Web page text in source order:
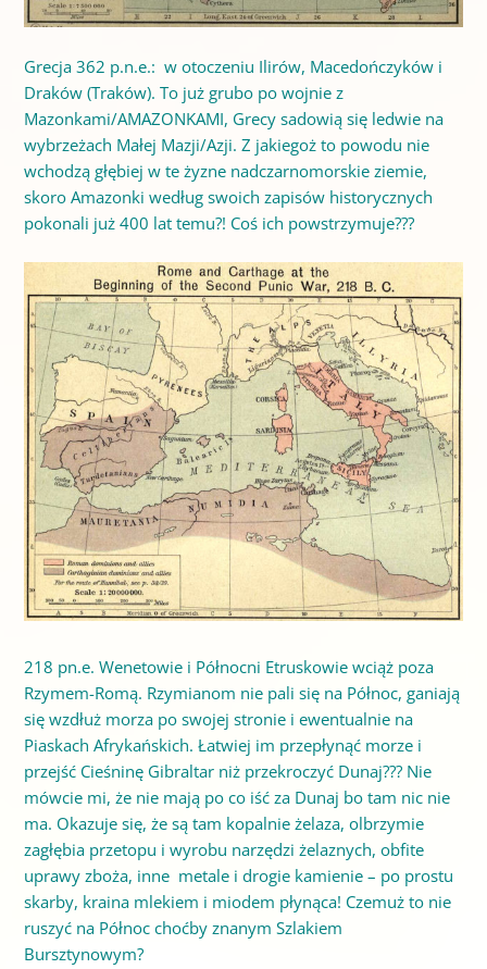
Grecja 362 p.n.e.: w otoczeniu Ilirów, Macedończyków i
Draków (Traków). To już grubo po wojnie z
Mazonkami/AMAZONKAMI, Grecy sadowią się ledwie na
wybrzeżach Małej Mazji/Azji. Z jakiegoż to powodu nie
wchodzą głębiej w te żyzne nadczarnomorskie ziemie,
skoro Amazonki według swoich zapisów historycznych
pokonali już 400 lat temu?! Coś ich powstrzymuje???
218 pn.e. Wenetowie i Północni Etruskowie wciąż poza
Rzymem-Romą. Rzymianom nie pali się na Północ, ganiają
się wzdłuż morza po swojej stronie i ewentualnie na
Piaskach Afrykańskich. Łatwiej im przepłynąć morze i
przejść Cieśninę Gibraltar niż przekroczyć Dunaj??? Nie
mówcie mi, że nie mają po co iść za Dunaj bo tam nic nie
ma. Okazuje się, że są tam kopalnie żelaza, olbrzymie
zagłębia przetopu i wyrobu narzędzi żelaznych, obfite
uprawy zboża, inne metale i drogie kamienie – po prostu
skarby, kraina mlekiem i miodem płynąca! Czemuż to nie
ruszyć na Północ choćby znanym Szlakiem
Bursztynowym?